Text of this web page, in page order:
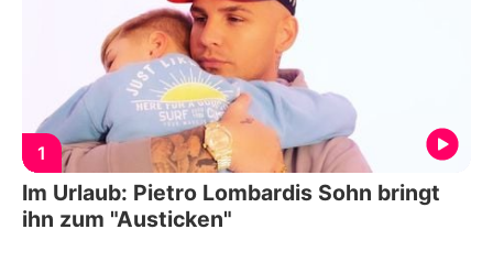
1
Im Urlaub: Pietro Lombardis Sohn bringt
ihn zum "Austicken"